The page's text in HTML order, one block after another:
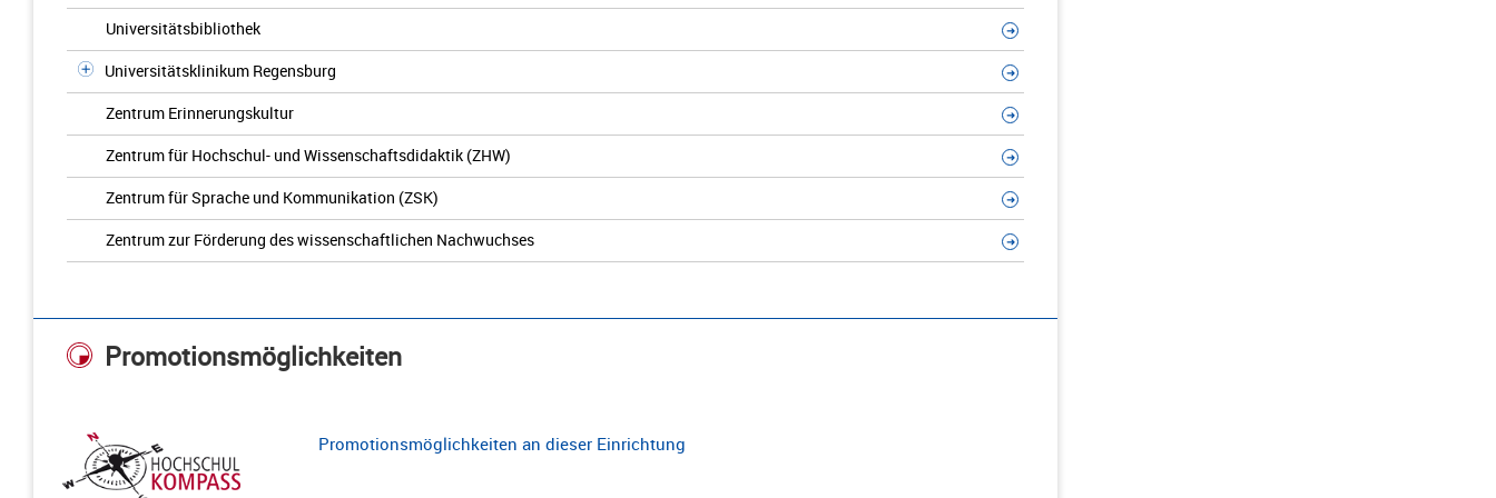
Universitätsbibliothek
Universitätsklinikum Regensburg
Zentrum Erinnerungskultur
Zentrum für Hochschul- und Wissenschaftsdidaktik (ZHW)
Zentrum für Sprache und Kommunikation (ZSK)
Zentrum zur Förderung des wissenschaftlichen Nachwuchses
Promotionsmöglichkeiten
Promotionsmöglichkeiten an dieser Einrichtung